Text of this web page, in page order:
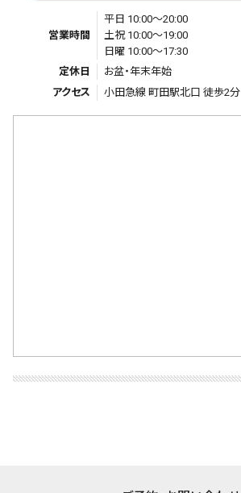
営業時間
平日 10:00～20:00
土祝 10:00～19:00
日曜 10:00～17:30
定休日
お盆・年末年始
アクセス
小田急線 町田駅北口 徒歩2分